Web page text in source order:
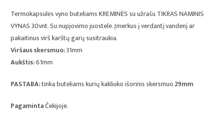
Termokapsulės vyno buteliams KREMINĖS su užrašu TIKRAS NAMINIS
VYNAS 30vnt. Su nupjovimo juostele. Įmerkus į verdantį vandenį ar
pakaitinus virš karštų garų susitraukia.
Viršaus skersmuo:31mm
Aukštis:61mm
PASTABA:tinka buteliams kurių kakliuko išorinis skersmuo29mm
PagamintaČekijoje.